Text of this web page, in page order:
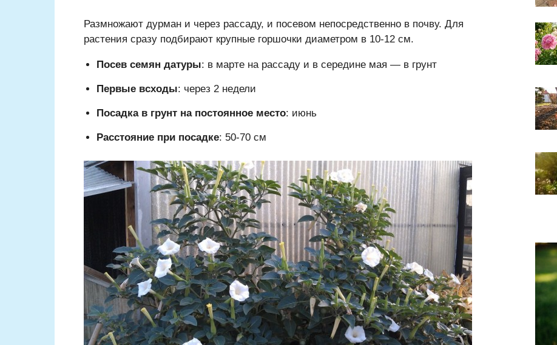
Размножают дурман и через рассаду, и посевом непосредственно в почву. Для
растения сразу подбирают крупные горшочки диаметром в 10-12 см.
Посев семян датуры: в марте на рассаду и в середине мая — в грунт
Первые всходы: через 2 недели
Посадка в грунт на постоянное место: июнь
Расстояние при посадке: 50-70 см